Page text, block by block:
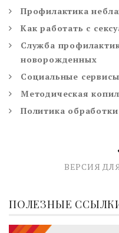
Профилактика
Как работать с
Служба
новорожденных
Социальные сервисы
Методическая
Политика
ВЕРСИЯ
ПОЛЕЗНЫЕ